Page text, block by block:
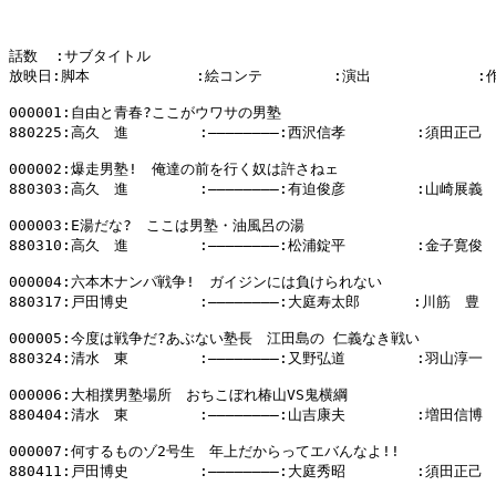
話数  :サブタイトル
放映日:脚本            :絵コンテ        :演出            :作
000001:自由と青春?ここがウワサの男塾
880225:高久　進        :――――――――:西沢信孝        :須田正己
000002:爆走男塾!　俺達の前を行く奴は許さねェ
880303:高久　進        :――――――――:有迫俊彦        :山崎展義
000003:E湯だな?　ここは男塾・油風呂の湯
880310:高久　進        :――――――――:松浦錠平        :金子寛俊
000004:六本木ナンパ戦争!　ガイジンには負けられない
880317:戸田博史        :――――――――:大庭寿太郎      :川筋　豊
000005:今度は戦争だ?あぶない塾長　江田島の 仁義なき戦い
880324:清水　東        :――――――――:又野弘道        :羽山淳一
000006:大相撲男塾場所　おちこぼれ椿山VS鬼横綱
880404:清水　東        :――――――――:山吉康夫        :増田信博
000007:何するものゾ2号生　年上だからってエバんなよ!!
880411:戸田博史        :――――――――:大庭秀昭        :須田正己